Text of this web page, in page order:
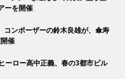
ーを開催
コンポーザーの鈴木良雄が、傘寿
催
ーロー高中正義、春の3都市ビル